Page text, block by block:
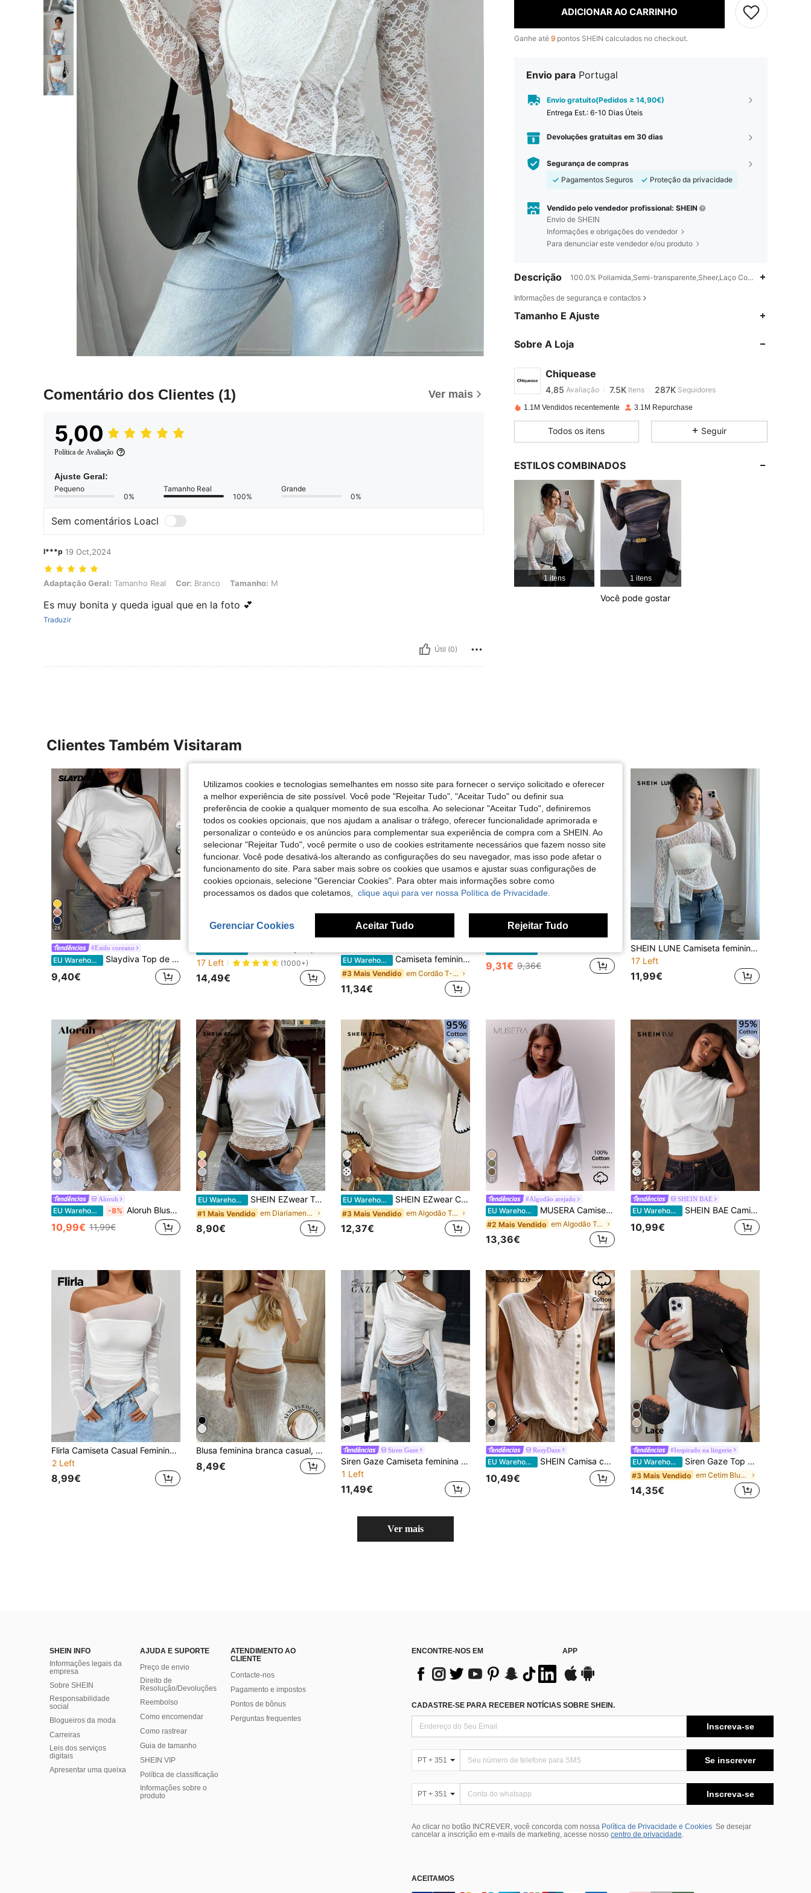
Comentário dos Clientes (1) Ver mais
5,00
Política de Avaliação
Ajuste Geral:
Pequeno
0%
Tamanho Real
100%
Grande
0%
Sem comentários Loacl
l***p 19 Oct,2024
Adaptação Geral: Tamanho Real, Cor: Branco, Tamanho: M
Adaptação Geral: Tamanho Real Cor: Branco Tamanho: M
Es muy bonita y queda igual que en la foto 💕
Traduzir
Útil (0)
ADICIONAR AO CARRINHO
Ganhe até 9 pontos SHEIN calculados no checkout.
Envio para Portugal
Envio gratuito(Pedidos ≥ 14,90€)
Entrega Est.: 6-10 Dias Úteis
Devoluções gratuitas em 30 dias
Segurança de compras
Pagamentos Seguros
Proteção da privacidade
Vendido pelo vendedor profissional: SHEIN
Envio de SHEIN
Informações e obrigações do vendedor
Para denunciar este vendedor e/ou produto
Descrição 100.0% Poliamida,Semi-transparente,Sheer,Laço Contraste
Informações de segurança e contactos
Tamanho E Ajuste
Sobre A Loja
Chiquease
4,85
4,85 Avaliação 7.5K Itens 287K Seguidores
pago
4,85 7.5K 287K
4,85 7.5K
4,85 7.5K 287K
4,85 7.5K 287K
4,85 7.5K 287K
7.5K 287K
1.1M Vendidos recentemente 3.1M Repurchase
Todos os itens Seguir
ESTILOS COMBINADOS
1 itens 1 itens
Você pode gostar
Clientes Também Visitaram
28
#Estilo coreano
EU Warehouse Slaydiva Top de Verão Branco para Mulher com Ombros Descobertos, Blusa Elegante Sexy e Chique para Festa e Noite, Corte Solto com Cintura Pregueada, Estilo Y2K, Ajustada, para Trabalho
9,40€
17 Left
(1000+)
14,49€
EU Warehouse Camiseta feminina casual assimétrica com cordão e gola redonda, ideal para o dia a dia e encontros, na cor branca (primavera/verão).
#3 Mais Vendido em Cordão T-Shirts Mulher
11,34€
9,31€ 9,36€
SHEIN LUNE Camiseta feminina elegante, texturizada, de renda floral, assimétrica, de manga comprida
17 Left
11,99€
17
Aloruh
EU Warehouse -8% Aloruh Blusa básica minimalista com ombros assimétricos e modelagem solta, cintura marcada.
10,99€ 11,99€
24
EU Warehouse SHEIN EZwear T-shirt feminina casual de férias minimalista básica de manga curta, gola redonda, cintura ajustada, patchwork de renda, romântica, para encontro, férias, praia, deslocação, elegante, branca, de verão, casual, com renda em contraste
#1 Mais Vendido em Diariamente T-Shirts Mulher
8,90€
14
EU Warehouse SHEIN EZwear Camiseta feminina cropped de manga curta estilo morcego, 95% algodão branco, com bordado boêmio na barra - Perfeita para festivais country, férias de primavera e verão na praia, casamentos em ilhas tropicais com estilo boho, aniversários, festas de madrinhas, encontros românticos, convidadas de casamento sensuais, chá de panela, férias à beira-mar, estilo vintage de garota da ilha, clima romântico de férias, sul da França.
#3 Mais Vendido em Algodão T-Shirts Mulher
12,37€
21
#Algodão arejado
EU Warehouse MUSERA Camiseta oversized macia com gola redonda, perfeita para um guarda-roupa cápsula casual, ideal para o dia a dia, aeroporto, volta às aulas, primavera, verão e férias.
#2 Mais Vendido em Algodão T-Shirts Mulher
13,36€
10
SHEIN BAE
EU Warehouse SHEIN BAE Camiseta feminina branca casual, 95% algodão, modelo básico para o verão, com mangas morcego minimalistas, cintura marcada e elegante para férias, praia e deslocamentos diários.
10,99€
Flirla Camiseta Casual Feminina Com Intercalação De Malha E Decote Assimétrico
2 Left
8,99€
Blusa feminina branca casual, versátil, elegante e moderna, de cor sólida, com um ombro só e manga curta. Ideal para o verão.
8,49€
Siren Gaze
Siren Gaze Camiseta feminina de manga comprida, cor sólida, com ombro oblíquo, renda, gola redonda, branca, casual para mulheres, para o feriado, ano novo, Y2K
1 Left
11,49€
6
RosyDaze
EU Warehouse SHEIN Camisa casual de cor sólida, versátil para o verão
10,49€
8
#Inspirado na lingerie
EU Warehouse Siren Gaze Top de Verão Elegante em Cetim Preto, T-shirt Sexy Chic para Noite de Festa com Ombro Assimétrico, Renda, Manga Curta e Bainha Favorecedora, para Trabalho e Casual
#3 Mais Vendido em Cetim Blusas Femininas
14,35€
Ver mais
SHEIN INFO
Informações legais da
empresa
Sobre SHEIN
Responsabilidade
social
Blogueiros da moda
Carreiras
Leis dos serviços
digitais
Apresentar uma queixa
AJUDA E SUPORTE
Preço de envio
Direito de
Resolução/Devoluções
Reembolso
Como encomendar
Como rastrear
Guia de tamanho
SHEIN VIP
Política de classificação
​Informações sobre o
produto
ATENDIMENTO AO
CLIENTE
Contacte-nos
Pagamento e impostos
Pontos de bônus
Perguntas frequentes
ENCONTRE-NOS EM APP
CADASTRE-SE PARA RECEBER NOTÍCIAS SOBRE SHEIN.
Inscreva-se
PT + 351 Se inscrever
PT + 351 Inscreva-se
Ao clicar no botão INCREVER, você concorda com nossa Política de Privacidade e Cookies Se desejar
cancelar a inscrição em e-mails de marketing, acesse nosso centro de privacidade.
ACEITAMOS
Utilizamos cookies e tecnologias semelhantes em nosso site para fornecer o serviço solicitado e oferecer
a melhor experiência de site possível. Você pode "Rejeitar Tudo", "Aceitar Tudo" ou definir sua
preferência de cookie a qualquer momento de sua escolha. Ao selecionar "Aceitar Tudo", definiremos
todos os cookies opcionais, que nos ajudam a analisar o tráfego, oferecer funcionalidade aprimorada e
personalizar o conteúdo e os anúncios para complementar sua experiência de compra com a SHEIN. Ao
selecionar "Rejeitar Tudo", você permite o uso de cookies estritamente necessários que fazem nosso site
funcionar. Você pode desativá-los alterando as configurações do seu navegador, mas isso pode afetar o
funcionamento do site. Para saber mais sobre os cookies que usamos e ajustar suas configurações de
cookies opcionais, selecione "Gerenciar Cookies". Para obter mais informações sobre como
processamos os dados que coletamos, clique aqui para ver nossa Política de Privacidade.
Gerenciar Cookies Aceitar Tudo Rejeitar Tudo